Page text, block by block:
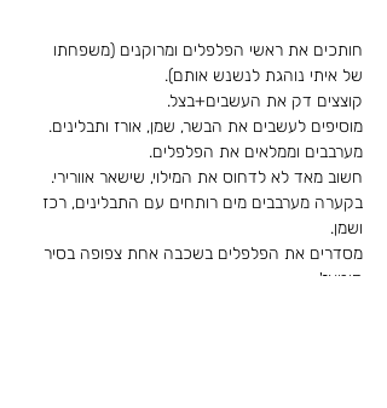
חותכים את ראשי הפלפלים ומרוקנים (משפחתו
של איתי נוהגת לנשנש אותם).
קוצצים דק את העשבים+בצל.
מוסיפים לעשבים את הבשר, שמן, אורז ותבלינים.
מערבבים וממלאים את הפלפלים.
חשוב מאד לא לדחוס את המילוי, שישאר אוורירי.
בקערה מערבבים מים רותחים עם התבלינים, רכז
ושמן.
מסדרים את הפלפלים בשכבה אחת צפופה בסיר
סוטאז'.